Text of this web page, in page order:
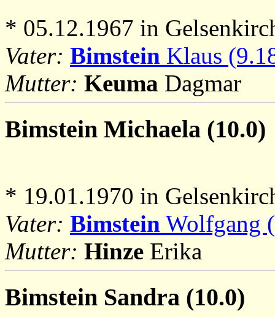
* 05.12.1967 in
Vater: Bimstein Klaus
Mutter: Keuma Dagmar
Bimstein Michaela (10.0)
* 19.01.1970 in
Vater: Bimstein Wolfgang
Mutter: Hinze Erika
Bimstein Sandra (10.0)